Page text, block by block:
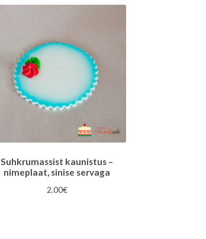
Suhkrumassist kaunistus –
nimeplaat, sinise servaga
2.00€